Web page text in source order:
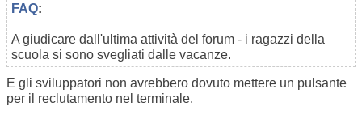
FAQ:
A giudicare dall'ultima attività del forum - i ragazzi della
scuola si sono svegliati dalle vacanze.
E gli sviluppatori non avrebbero dovuto mettere un pulsante
per il reclutamento nel terminale.